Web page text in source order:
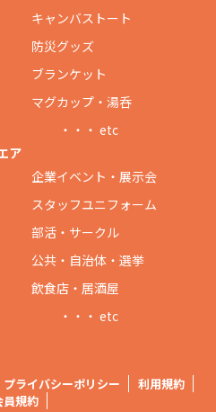
キャンバストート
防災グッズ
ブランケット
マグカップ・湯呑
・・・ etc
ア
企業イベント・展示会
スタッフユニフォーム
部活・サークル
公共・自治体・選挙
飲食店・居酒屋
・・・ etc
プライバシーポリシー
利用規約
員規約